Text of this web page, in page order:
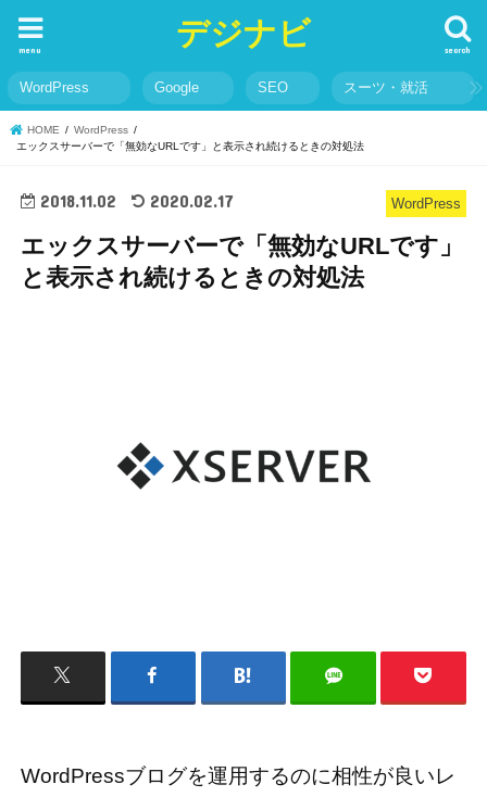
デジナビ search
menu
WordPress Google SEO スーツ・就活
HOME
WordPress
エックスサーバーで「無効なURLです」と表示され続けるときの対処法
WordPress
2018.11.02 2020.02.17
エックスサーバーで「無効なURLです」
と表示され続けるときの対処法
WordPressブログを運用するのに相性が良いレ